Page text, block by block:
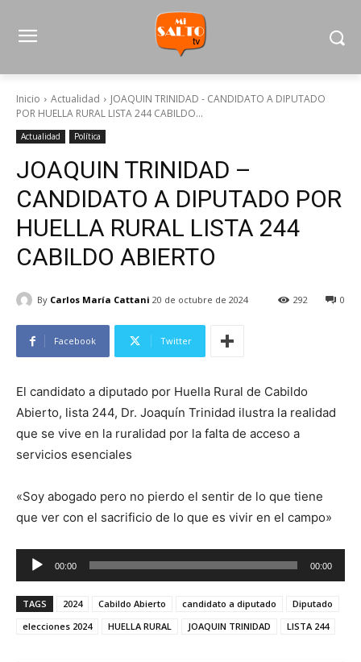
Inicio Actualidad
JOAQUIN TRINIDAD - CANDIDATO A DIPUTADO
POR HUELLA RURAL LISTA 244 CABILDO...
Actualidad Política
JOAQUIN TRINIDAD –
CANDIDATO A DIPUTADO POR
HUELLA RURAL LISTA 244
CABILDO ABIERTO
By Carlos María Cattani 20 de octubre de 2024 0
292
Facebook Twitter
El candidato a diputado por Huella Rural de Cabildo
Abierto, lista 244, Dr. Joaquín Trinidad ilustra la realidad
que se vive en la ruralidad por la falta de acceso a
servicios esenciales
«Soy abogado pero no pierdo el sentir de lo que tiene
que ver con el sacrificio de lo que es vivir en el campo»
e
p
00:00 00:00
TAGS 2024 Cabildo Abierto candidato a diputado
Diputado
elecciones 2024
HUELLA RURAL JOAQUIN TRINIDAD LISTA 244